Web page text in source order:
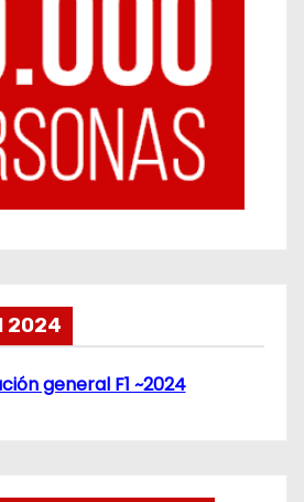
2024
general F1 ~2024